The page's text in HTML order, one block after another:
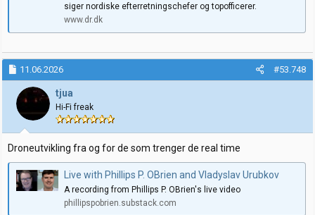
siger nordiske efterretningschefer og topofficerer.
www.dr.dk
11.06.2026 #53.748
tjua
Hi-Fi freak
Droneutvikling fra og for de som trenger de real time
Live with Phillips P. OBrien and Vladyslav Urubkov
A recording from Phillips P. OBrien's live video
phillipspobrien.substack.com